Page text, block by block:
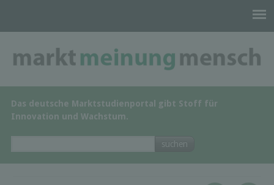
Das deutsche Marktstudienportal gibt Stoff für
Innovation und Wachstum.